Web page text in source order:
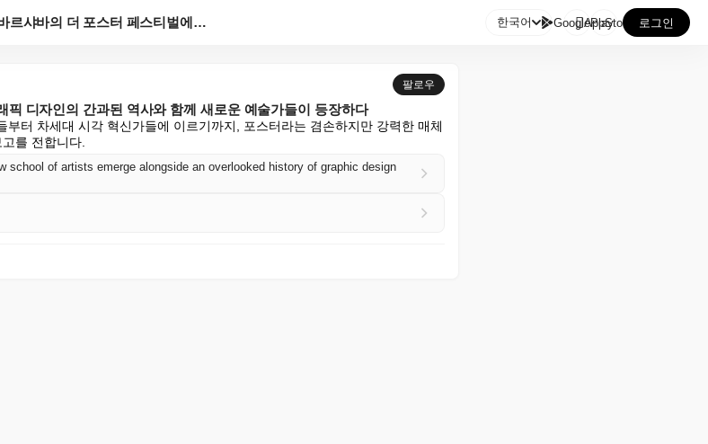
바르샤바의 더 포스터 페스티벌에서, 그래픽 디자인의 간... 한국어 GooglePlay
AppStore 로그인
팔로우
픽 디자인의 간과된 역사와 함께 새로운 예술가들이 등장하다
터 차세대 시각 혁신가들에 이르기까지, 포스터라는 겸손하지만 강력한 매체
를 전합니다.
school of artists emerge alongside an overlooked history of graphic design